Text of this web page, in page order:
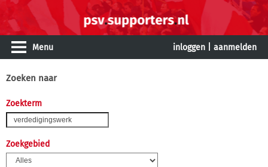
Menu inloggen aanmelden
Zoeken naar
Zoekterm
Zoekgebied